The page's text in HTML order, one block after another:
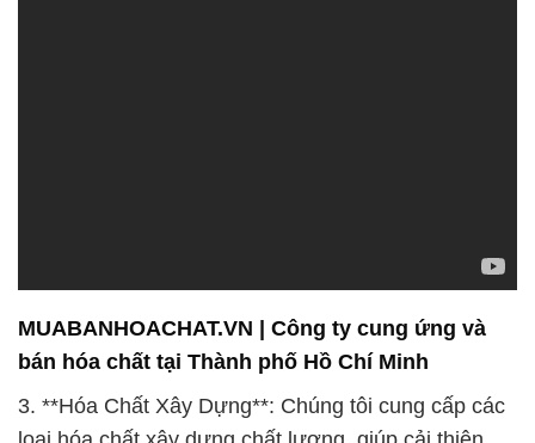
MUABANHOACHAT.VN | Công ty cung ứng và
bán hóa chất tại Thành phố Hồ Chí Minh
3. **Hóa Chất Xây Dựng**: Chúng tôi cung cấp các